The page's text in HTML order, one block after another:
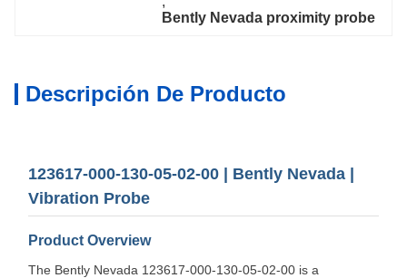
Bently Nevada proximity probe
Descripción De Producto
123617-000-130-05-02-00 | Bently Nevada |
Vibration Probe
Product Overview
The Bently Nevada 123617-000-130-05-02-00 is a